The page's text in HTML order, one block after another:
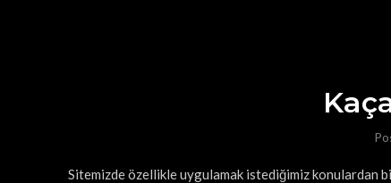
Sitemizde özellikle uygulamak istediğimiz konulardan